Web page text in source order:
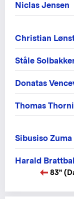
Niclas Jensen
Christian
Ståle
Donatas
Thomas
Sibusiso Zuma
Harald
83"